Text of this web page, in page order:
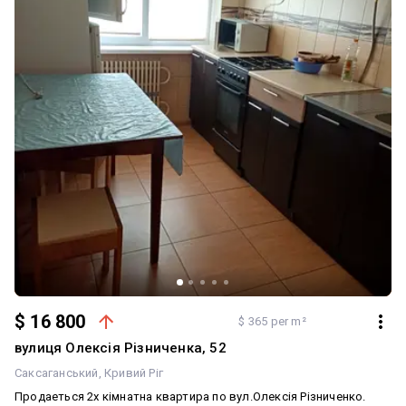
$ 16 800 $ 365 per m²
вулиця Олексія Різниченка, 52
Саксаганський Кривий Ріг
Продаеться 2х кімнатна квартира по вул.Олексія Різниченко.